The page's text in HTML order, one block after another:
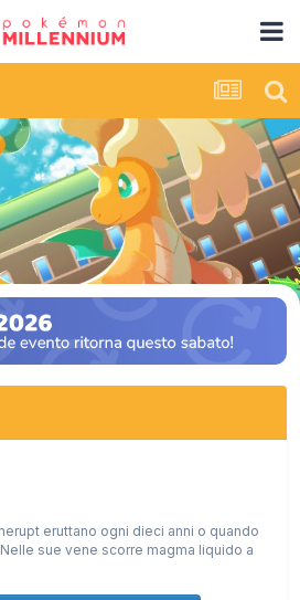
eruttano ogni dieci anni o quando
sue vene scorre magma liquido a